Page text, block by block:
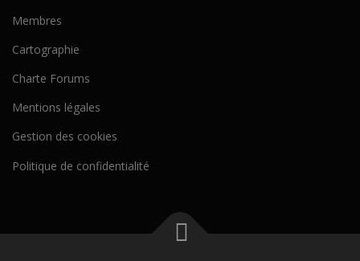
Membres
Cartographie
Charte Forums
Mentions légales
Gestion des cookies
Politique de confidentialité